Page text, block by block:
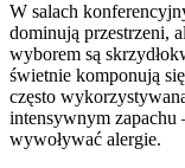
W salach
dominują przestrzeni,
wyborem są
świetnie komponują
często
intensywnym zapachu
wywoływać alergie.